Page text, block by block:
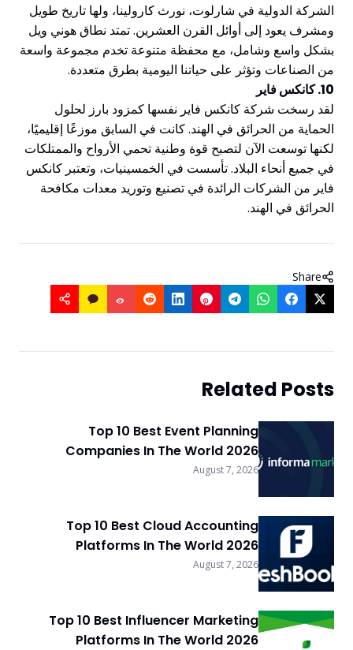
الشركة الدولية في شارلوت، نورث كارولينا، ولها تاريخ طويل
ومشرف يعود إلى أوائل القرن العشرين. تمتد نطاق هوني ويل
بشكل واسع وشامل، مع محفظة متنوعة تخدم مجموعة واسعة
من الصناعات وتؤثر على حياتنا اليومية بطرق متعددة.
10. كانكس فاير
لقد رسخت شركة كانكس فاير نفسها كمزود بارز لحلول
الحماية من الحرائق في الهند. كانت في السابق موزعًا إقليميًا،
لكنها توسعت الآن لتصبح قوة وطنية تحمي الأرواح والممتلكات
في جميع أنحاء البلاد. تأسست في الخمسينيات، وتعتبر كانكس
فاير من الشركات الرائدة في تصنيع وتوريد معدات مكافحة
الحرائق في الهند.
Share
Related Posts
Top 10 Best Event Planning
Companies In The World 2026
August 7, 2026
Top 10 Best Cloud Accounting
Platforms In The World 2026
August 7, 2026
Top 10 Best Influencer Marketing
Platforms In The World 2026